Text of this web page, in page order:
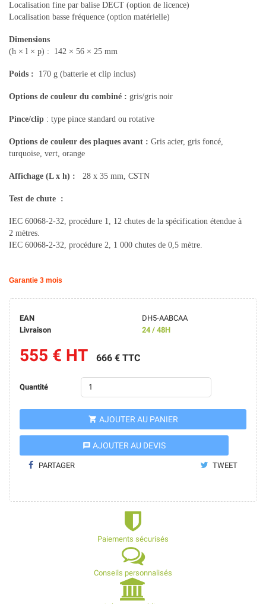
Localisation fine par balise DECT (option de licence)
Localisation basse fréquence (option matérielle)
Dimensions
(h × l × p) : 142 × 56 × 25 mm
Poids : 170 g (batterie et clip inclus)
Options de couleur du combiné : gris/gris noir
Pince/clip : type pince standard ou rotative
Options de couleur des plaques avant : Gris acier, gris foncé,
turquoise, vert, orange
Affichage (L x h) : 28 x 35 mm, CSTN
Test de chute :
IEC 60068-2-32, procédure 1, 12 chutes de la spécification étendue à
2 mètres.
IEC 60068-2-32, procédure 2, 1 000 chutes de 0,5 mètre.
Garantie 3 mois
EAN
DH5-AABCAA
Livraison
24 / 48H
555 € HT 666 € TTC
Quantité
 AJOUTER AU PANIER
message AJOUTER AU DEVIS
PARTAGER TWEET
Paiements sécurisés
Conseils personnalisés